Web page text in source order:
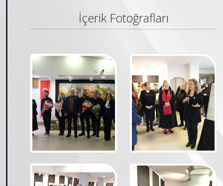
İçerik Fotoğrafları